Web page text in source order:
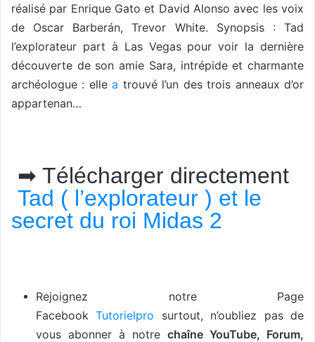
réalisé par Enrique Gato et David Alonso avec les voix
de Oscar Barberán, Trevor White. Synopsis : Tad
l’explorateur part à Las Vegas pour voir la dernière
découverte de son amie Sara, intrépide et charmante
archéologue : ellea trouvé l’un des trois anneaux d’or
appartenan…
➡ Télécharger directement
Tad ( l’explorateur ) et le
secret du roi Midas 2
Rejoignez notre Page
FacebookTutorielpro surtout, n’oubliez pas de
vous abonner à notre chaîne YouTube, Forum,